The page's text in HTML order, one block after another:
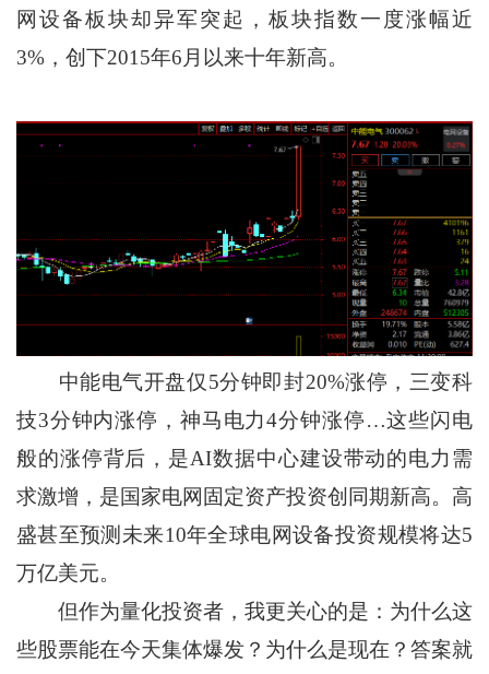
网设备板块却异军突起，板块指数一度涨幅近
3%，创下2015年6月以来十年新高。
中能电气开盘仅5分钟即封20%涨停，三变科
技3分钟内涨停，神马电力4分钟涨停…这些闪电
般的涨停背后，是AI数据中心建设带动的电力需
求激增，是国家电网固定资产投资创同期新高。高
盛甚至预测未来10年全球电网设备投资规模将达5
万亿美元。
但作为量化投资者，我更关心的是：为什么这
些股票能在今天集体爆发？为什么是现在？答案就